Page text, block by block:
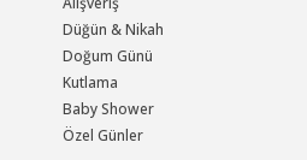
Düğün & Nikah
Doğum Günü
Kutlama
Baby Shower
Özel Günler